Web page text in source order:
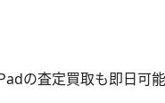
の査定買取も即日可能